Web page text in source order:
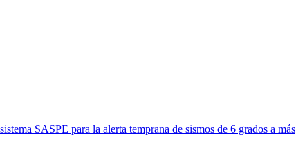
SASPE para la alerta temprana de sismos de 6 grados a más